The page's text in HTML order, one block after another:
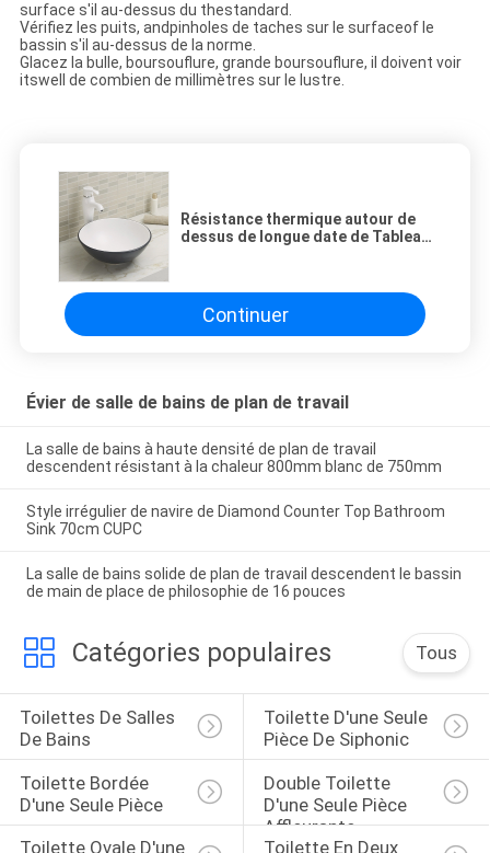
surface s'il au-dessus du thestandard.
Vérifiez les puits, andpinholes de taches sur le surfaceof le
bassin s'il au-dessus de la norme.
Glacez la bulle, boursouflure, grande boursouflure, il doivent voir
itswell de combien de millimètres sur le lustre.
Résistance thermique autour de
dessus de longue date de Tableau
Continuer
Évier de salle de bains de plan de travail
La salle de bains à haute densité de plan de travail
descendent résistant à la chaleur 800mm blanc de 750mm
Style irrégulier de navire de Diamond Counter Top Bathroom
Sink 70cm CUPC
La salle de bains solide de plan de travail descendent le bassin
de main de place de philosophie de 16 pouces
Catégories populaires Tous
Toilettes De Salles
De Bains
Toilette D'une Seule
Pièce De Siphonic
Toilette Bordée
D'une Seule Pièce
Double Toilette
D'une Seule Pièce
Affleurante
Toilette Ovale D'une
Toilette En Deux